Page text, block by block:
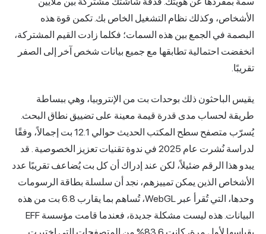
الأشخاص، وكذلك نظام التشغيل الخاص بك. تكمن قوة هذه
البصمة في الجمع بين هذه السمات؛ فكلما زادت القيم المشتركة،
انخفضت احتمالية تطابقها مع جميع بيانات شخص آخر إلى الصفر
تقريبًا.
يقيس الباحثون ذلك بوحدات بت من الإنتروبيا، وهي ببساطة
طريقة لحساب مدى قدرة قيمة معينة على تضييق نطاق البحث.
يُسرّب متصفح سطح المكتب الحديث حوالي 12.1 بت إجمالاً،
وفقًا
لدراسة نُشرت عام 2025 في ندوة تقنيات تعزيز الخصوصية
. قد
يبدو هذا الرقم ضئيلاً، لكن عند إدراك أن كل بت يُضاعف تقريبًا عدد
الأشخاص الذين يمكن تمييزهم، نجد أن سلسلة بطاقة الرسومات
وحدها، التي تُقرأ عبر WebGL، تُساهم بما يقارب 6.8 بت من هذه
البيانات. هذه ليست مشكلة جديدة، فعندما قامت مؤسسة EFF